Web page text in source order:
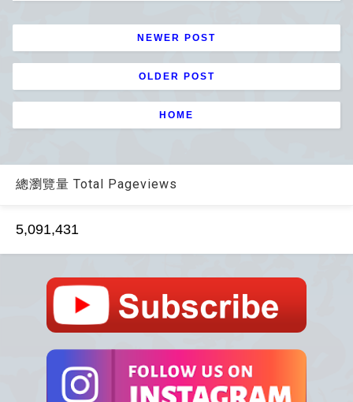
NEWER POST
OLDER POST
HOME
總瀏覽量 Total Pageviews
5,091,431